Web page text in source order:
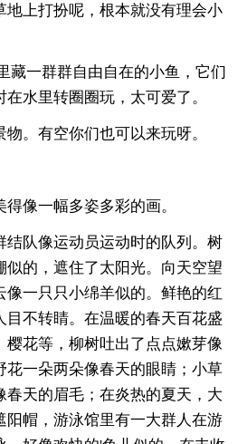
地上打扮呢，根本就没有理会小
一群群自由自在的小鱼，它们
水里转圈圈玩，太可爱了。
。有空你们也可以来玩呀。
像一幅多姿多彩的画。
队像运动员运动时的队列。树
似的，遮住了太阳光。向天空望
像一只只小绵羊似的。鲜艳的红
目不转睛。在温暖的春天百花盛
樱花等，柳树吐出了点点嫰芽像
花一朵两朵像春天的眼睛；小草
春天的眉毛；在炎热的夏天，大
阳帽，游泳馆里有一大群人在游